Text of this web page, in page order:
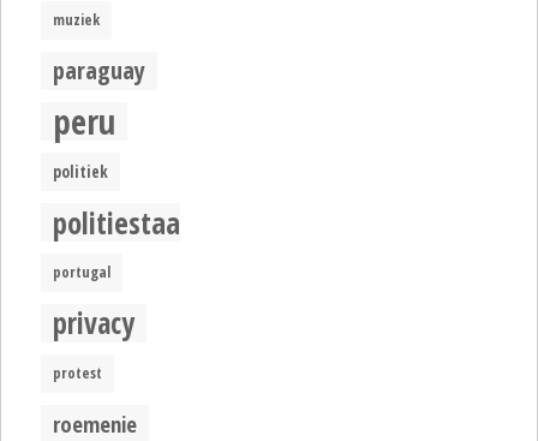
muziek
paraguay
peru
politiek
politiestaat
portugal
privacy
protest
roemenie